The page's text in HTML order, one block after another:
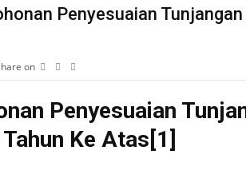
Penyesuaian Tunjangan
on
Penyesuaian
Ke Atas [1]